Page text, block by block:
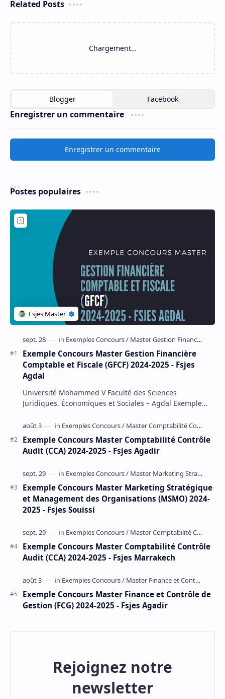
Related Posts
Chargement…
Enregistrer un commentaire
Enregistrer un commentaire
Postes populaires
Exemple Concours Master Gestion Financière
Comptable et Fiscale (GFCF) 2024-2025 - Fsjes
Agdal
Université Mohammed V Faculté des Sciences
Juridiques, Économiques et Sociales – Agdal Exemple
Exemple Concours Master Comptabilité Contrôle
Audit (CCA) 2024-2025 - Fsjes Agadir
Exemple Concours Master Marketing Stratégique
et Management des Organisations (MSMO) 2024-
2025 - Fsjes Souissi
Exemple Concours Master Comptabilité Contrôle
Audit (CCA) 2024-2025 - Fsjes Marrakech
Exemple Concours Master Finance et Contrôle de
Gestion (FCG) 2024-2025 - Fsjes Agadir
Rejoignez notre
newsletter